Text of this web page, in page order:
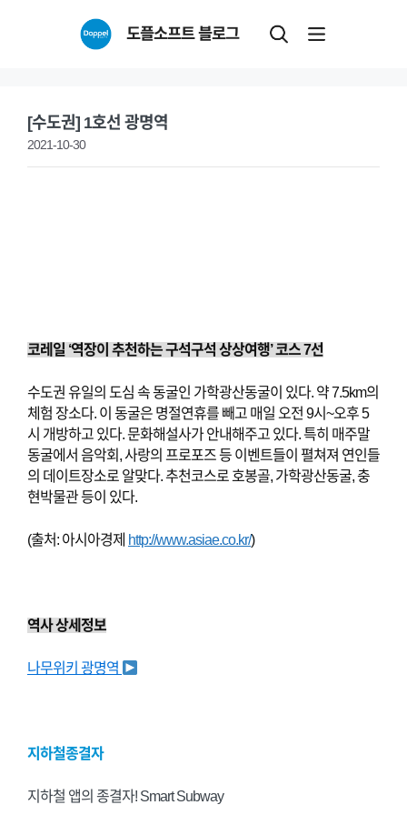
도플소프트 블로그
[수도권] 1호선 광명역
2021-10-30
코레일 ‘역장이 추천하는 구석구석 상상여행’ 코스 7선
수도권 유일의 도심 속 동굴인 가학광산동굴이 있다. 약 7.5km의
체험 장소다. 이 동굴은 명절연휴를 빼고 매일 오전 9시~오후 5
시 개방하고 있다. 문화해설사가 안내해주고 있다. 특히 매주말
동굴에서 음악회, 사랑의 프로포즈 등 이벤트들이 펼쳐져 연인들
의 데이트장소로 알맞다. 추천코스로 호봉골, 가학광산동굴, 충
현박물관 등이 있다.
(출처: 아시아경제 http://www.asiae.co.kr/)
역사 상세정보
나무위키 광명역
지하철종결자
지하철 앱의 종결자! Smart Subway